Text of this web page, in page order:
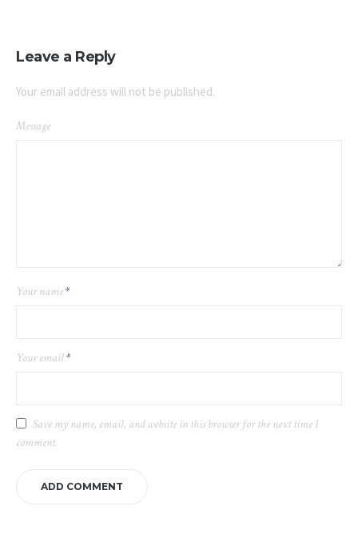
Leave a Reply
Your email address will not be published.
Message
Your name*
Your email*
Save my name, email, and website in this browser for the next time I
comment.